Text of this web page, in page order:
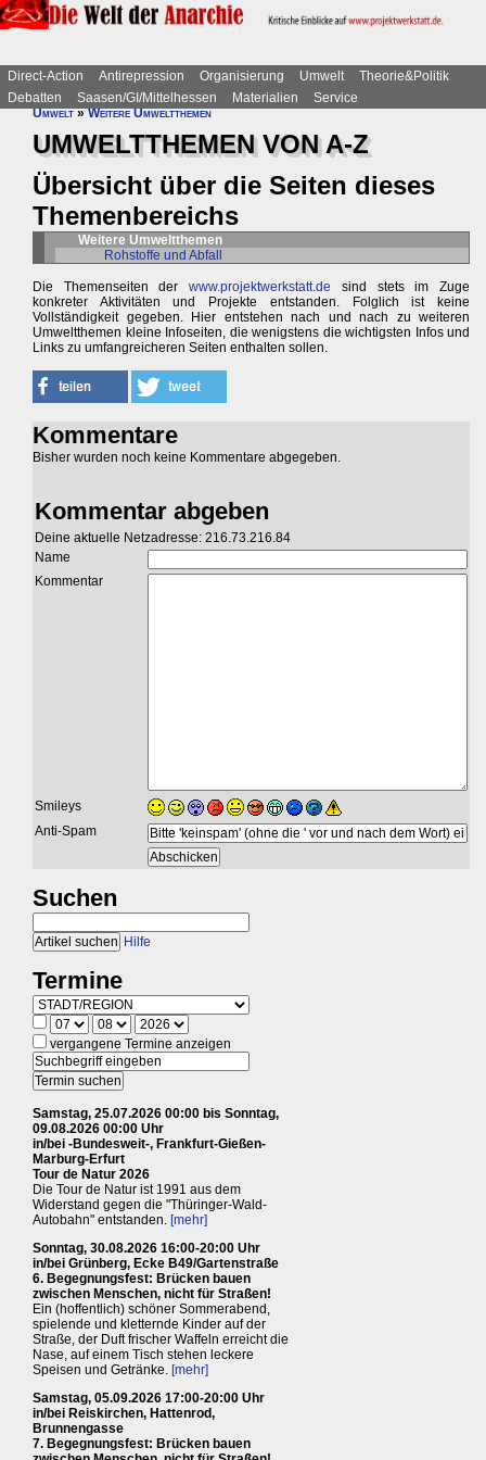
Direct-Action Antirepression Organisierung Umwelt
Theorie&Politik
Debatten
Saasen/GI/Mittelhessen Materialien
Service
Umwelt»Weitere Umweltthemen
UMWELTTHEMEN VON A-Z
Übersicht über die Seiten dieses
Themenbereichs
Weitere Umweltthemen
Rohstoffe und Abfall
Die Themenseiten derwww.projektwerkstatt.de sind stets im Zuge
konkreter Aktivitäten und Projekte entstanden. Folglich ist keine
Vollständigkeit gegeben. Hier entstehen nach und nach zu weiteren
Umweltthemen kleine Infoseiten, die wenigstens die wichtigsten Infos und
Links zu umfangreicheren Seiten enthalten sollen.
Kommentare
Bisher wurden noch keine Kommentare abgegeben.
Kommentar abgeben
Deine aktuelle Netzadresse: 216.73.216.84
Name
Kommentar
Smileys
Anti-Spam
Suchen
Hilfe
Termine
vergangene Termine anzeigen
Samstag, 25.07.2026 00:00 bis Sonntag,
09.08.2026 00:00 Uhr
in/bei -Bundesweit-, Frankfurt-Gießen-
Marburg-Erfurt
Tour de Natur 2026
Die Tour de Natur ist 1991 aus dem
Widerstand gegen die "Thüringer-Wald-
Autobahn" entstanden. [mehr]
Sonntag, 30.08.2026 16:00-20:00 Uhr
in/bei Grünberg, Ecke B49/Gartenstraße
6. Begegnungsfest: Brücken bauen
zwischen Menschen, nicht für Straßen!
Ein (hoffentlich) schöner Sommerabend,
spielende und kletternde Kinder auf der
Straße, der Duft frischer Waffeln erreicht die
Nase, auf einem Tisch stehen leckere
Speisen und Getränke. [mehr]
Samstag, 05.09.2026 17:00-20:00 Uhr
in/bei Reiskirchen, Hattenrod,
Brunnengasse
7. Begegnungsfest: Brücken bauen